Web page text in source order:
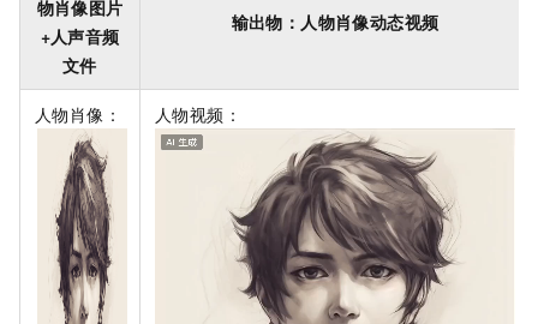
物肖像图片
+人声音频
文件
输出物：人物肖像动态视频
人物肖像： 人物视频：